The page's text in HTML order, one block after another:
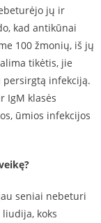
jų ir
kad antikūnai
100 žmonių, iš jų
tikėtis, jie
persirgtą infekciją.
IgM klasės
ūmios infekcijos
seniai nebeturi
koks